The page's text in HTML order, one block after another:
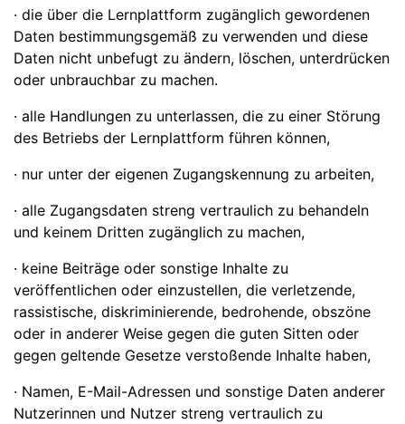
· die über die Lernplattform zugänglich gewordenen
Daten bestimmungsgemäß zu verwenden und diese
Daten nicht unbefugt zu ändern, löschen, unterdrücken
oder unbrauchbar zu machen.
· alle Handlungen zu unterlassen, die zu einer Störung
des Betriebs der Lernplattform führen können,
· nur unter der eigenen Zugangskennung zu arbeiten,
· alle Zugangsdaten streng vertraulich zu behandeln
und keinem Dritten zugänglich zu machen,
· keine Beiträge oder sonstige Inhalte zu
veröffentlichen oder einzustellen, die verletzende,
rassistische, diskriminierende, bedrohende, obszöne
oder in anderer Weise gegen die guten Sitten oder
gegen geltende Gesetze verstoßende Inhalte haben,
· Namen, E-Mail-Adressen und sonstige Daten anderer
Nutzerinnen und Nutzer streng vertraulich zu